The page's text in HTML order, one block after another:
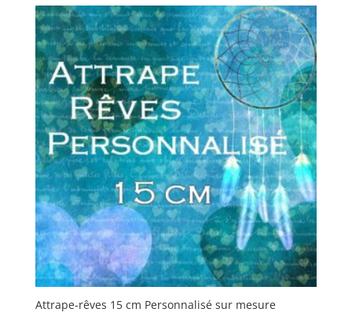
Attrape-rêves 15 cm Personnalisé sur mesure